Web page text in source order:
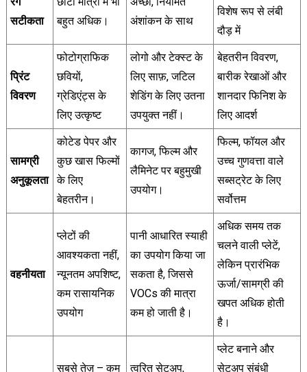
सटीकता
बहुत अधिक।
अंशांकन के साथ
विशेष रूप से लंबी
दौड़ में
प्रिंट
विवरण
फोटोग्राफिक
छवियों,
ग्रेडिएंट्स के
लिए उत्कृष्ट
लोगो और टेक्स्ट के
लिए साफ़, जटिल
शेडिंग के लिए उतना
उपयुक्त नहीं।
बेहतरीन विवरण,
बारीक रेखाओं और
शानदार फिनिश के
लिए आदर्श
सामग्री
अनुकूलता
कोटेड पेपर और
कुछ खास फिल्मों
के लिए
बेहतरीन।
कागज, फिल्म और
लैमिनेट पर बहुमुखी
उपयोग।
फिल्म, फॉयल और
उच्च गुणवत्ता वाले
सब्सट्रेट के लिए
सर्वोत्तम
वहनीयता
प्लेटों की
आवश्यकता नहीं,
न्यूनतम अपशिष्ट,
कम रासायनिक
उपयोग
पानी आधारित स्याही
का उपयोग किया जा
सकता है, जिससे
VOCs की मात्रा
कम हो जाती है।
अधिक समय तक
चलने वाली प्लेटें,
लेकिन प्रारंभिक
ऊर्जा/सामग्री की
खपत अधिक होती
है।
सबसे तेज़ – कम
त्वरित सेटअप,
प्लेट बनाने और
सेटअप संबंधी